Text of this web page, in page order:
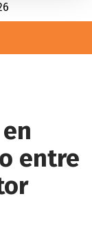
entre